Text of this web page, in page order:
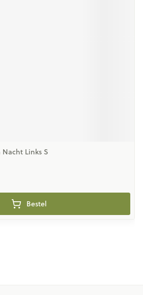
Links S
Bestel